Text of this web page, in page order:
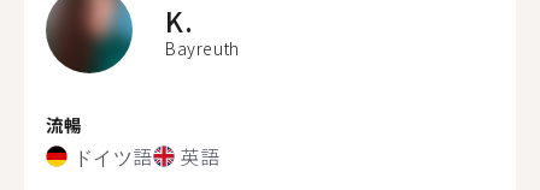
K.
Bayreuth
流暢
ドイツ語 英語